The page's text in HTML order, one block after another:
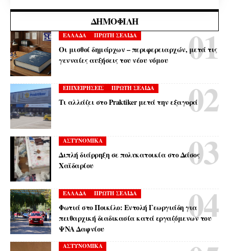
ΔΗΜΟΦΙΛΉ
ΕΛΛΑΔΑ ΠΡΩΤΗ ΣΕΛΙΔΑ
Οι μισθοί δημάρχων – περιφερειαρχών, μετά τις
γενναίες αυξήσεις του νέου νόμου
ΕΠΙΧΕΙΡΗΣΕΙΣ ΠΡΩΤΗ ΣΕΛΙΔΑ
Τι αλλάζει στο Praktiker μετά την εξαγορά
ΑΣΤΥΝΟΜΙΚΑ
Διπλή διάρρηξη σε πολυκατοικία στο Δάσος
Χαϊδαρίου
ΕΛΛΑΔΑ ΠΡΩΤΗ ΣΕΛΙΔΑ
Φωτιά στο Ποικίλο: Εντολή Γεωργιάδη για
πειθαρχική διαδικασία κατά εργαζόμενων του
ΨΝΑ Δαφνίου
ΑΣΤΥΝΟΜΙΚΑ